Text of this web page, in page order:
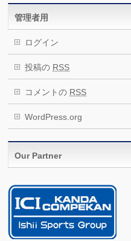
管理者用
ログイン
投稿の RSS
コメントの RSS
WordPress.org
Our Partner